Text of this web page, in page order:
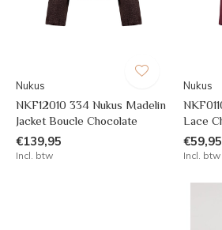
Nukus
NKF12010 334 Nukus Madelin
Jacket Boucle Chocolate
€139,95
Incl. btw
Nukus
Lace
€59,95
Incl. btw